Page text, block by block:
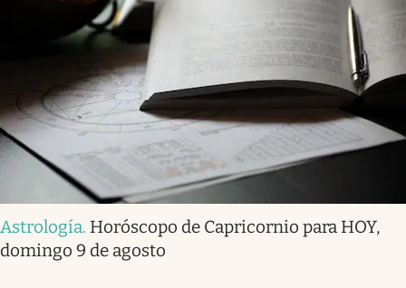
Astrología. Horóscopo de Capricornio para HOY,
domingo 9 de agosto